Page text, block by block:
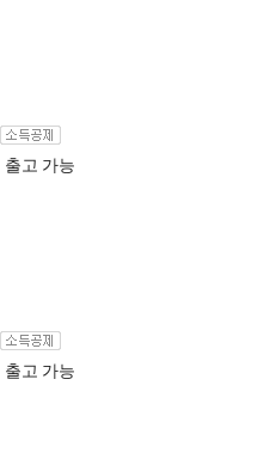
출고 가능
출고 가능